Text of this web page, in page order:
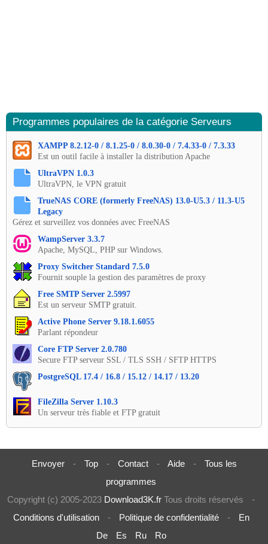
Programmes populaires de la catégorie Serveurs
XAMPP 8.2.12-0 / 8.1.25-0 / 8.0.30-0 / 7.4.33-0 / 7.3.33
Est un outil facile à installer la distribution Apache
UltraVPN 1.0.3
UltraVPN, le VPN gratuit
TrueNAS CORE (formerly FreeNAS) 13.0-U5.3 / 11.3-U5
Legacy
Gérez et surveillez vos données avec FreeNAS
WampServer 3.3.7
Apache, MySQL, PHP sur Windows.
Proxy Switcher Standard 7.5.0
Fournit souple la gestion des paramètres de proxy
Free SMTP Server 2.5997
Est un serveur SMTP gratuit.
Active Phone Server 9.18.1.6055
Parlant répondeur
Core FTP Server 2.0.780
Secure FTP serveur SSL / TLS SSH / SFTP HTTPS
PostgreSQL 17.4 / 16.8 / 15.12 / 14.17 / 13.20
FileZilla Server 1.10.3
Un serveur très fiable et FTP gratuit
Envoyer - Top - Contact - Aide -
Tous les
programmes
Copyright (c) 2005-2023 Download3K.fr Tous droits réservés
-
Conditions d'utilisation
- Politique de confidentialité -
En
De
Es Ru Ro